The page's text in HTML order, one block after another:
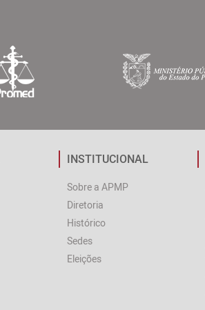
INSTITUCIONAL
Sobre a APMP
Diretoria
Histórico
Sedes
Eleições